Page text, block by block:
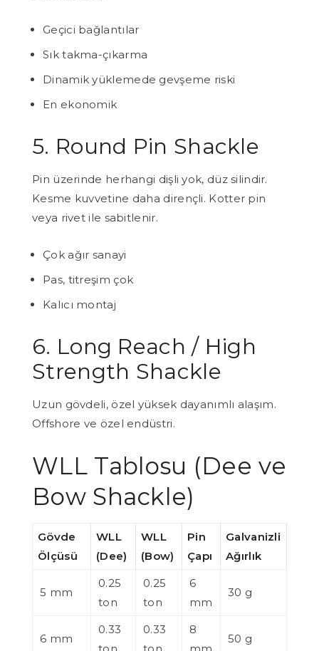
Geçici bağlantılar
Sık takma-çıkarma
Dinamik yüklemede gevşeme riski
En ekonomik
5. Round Pin Shackle
Pin üzerinde herhangi dişli yok, düz silindir.
Kesme kuvvetine daha dirençli. Kotter pin
veya rivet ile sabitlenir.
Çok ağır sanayi
Pas, titreşim çok
Kalıcı montaj
6. Long Reach / High
Strength Shackle
Uzun gövdeli, özel yüksek dayanımlı alaşım.
Offshore ve özel endüstri.
WLL Tablosu (Dee ve
Bow Shackle)
Gövde
Ölçüsü
WLL
(Dee)
WLL
(Bow)
Pin
Çapı
Galvanizli
Ağırlık
5 mm
0.25
ton
0.25
ton
6
mm
30 g
6 mm
0.33
0.33
8
50 g